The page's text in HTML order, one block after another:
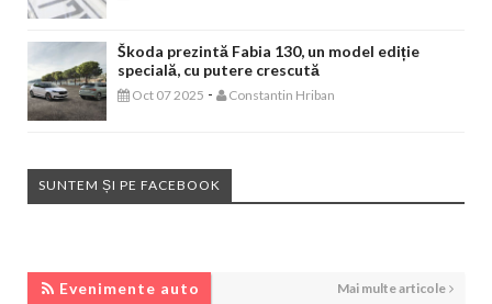
Škoda prezintă Fabia 130, un model ediție
specială, cu putere crescută
Oct 07 2025 - Constantin Hriban
SUNTEM ȘI PE FACEBOOK
Evenimente auto Mai multe articole